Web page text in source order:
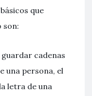
que
son:
cadenas
una persona, el
letra de una